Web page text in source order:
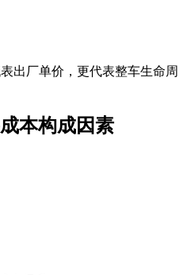
出厂单价，更代表整车生命周
本构成因素